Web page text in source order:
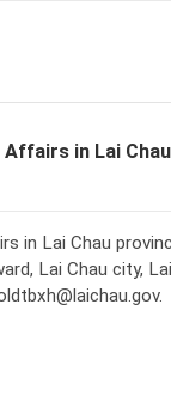
in Lai Chau
in Lai Chau
Lai Chau city,